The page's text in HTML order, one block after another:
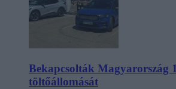
Bekapcsolták Magyarország
töltőállomását